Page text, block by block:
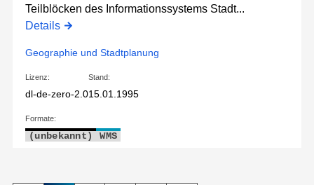
Teilblöcken des Informationssystems Stadt...
Details
Geographie und Stadtplanung
Lizenz:
dl-de-zero-2.0
Stand:
15.01.1995
Formate:
(unbekannt) WMS